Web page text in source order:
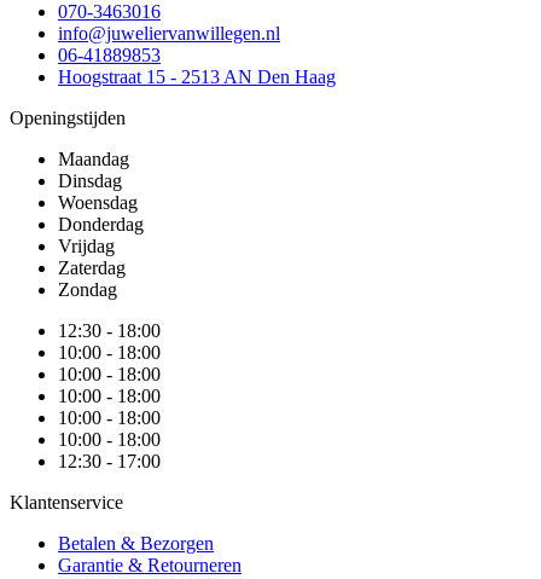
070-3463016
info@juweliervanwillegen.nl
06-41889853
Hoogstraat 15 - 2513 AN Den Haag
Openingstijden
Maandag
Dinsdag
Woensdag
Donderdag
Vrijdag
Zaterdag
Zondag
12:30 - 18:00
10:00 - 18:00
10:00 - 18:00
10:00 - 18:00
10:00 - 18:00
10:00 - 18:00
12:30 - 17:00
Klantenservice
Betalen & Bezorgen
Garantie & Retourneren